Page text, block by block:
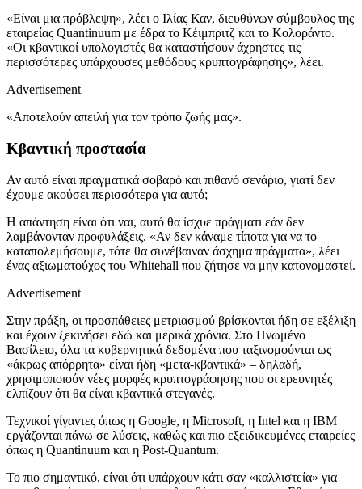
«Είναι μια πρόβλεψη», λέει ο Ιλίας Καν, διευθύνων σύμβουλος της
εταιρείας Quantinuum με έδρα το Κέιμπριτζ και το Κολοράντο.
«Οι κβαντικοί υπολογιστές θα καταστήσουν άχρηστες τις
περισσότερες υπάρχουσες μεθόδους κρυπτογράφησης», λέει.
Advertisement
«Αποτελούν απειλή για τον τρόπο ζωής μας».
Κβαντική προστασία
Αν αυτό είναι πραγματικά σοβαρό και πιθανό σενάριο, γιατί δεν
έχουμε ακούσει περισσότερα για αυτό;
Η απάντηση είναι ότι ναι, αυτό θα ίσχυε πράγματι εάν δεν
λαμβάνονταν προφυλάξεις. «Αν δεν κάναμε τίποτα για να το
καταπολεμήσουμε, τότε θα συνέβαιναν άσχημα πράγματα», λέει
ένας αξιωματούχος του Whitehall που ζήτησε να μην κατονομαστεί.
Advertisement
Στην πράξη, οι προσπάθειες μετριασμού βρίσκονται ήδη σε εξέλιξη
και έχουν ξεκινήσει εδώ και μερικά χρόνια. Στο Ηνωμένο
Βασίλειο, όλα τα κυβερνητικά δεδομένα που ταξινομούνται ως
«άκρως απόρρητα» είναι ήδη «μετα-κβαντικά» – δηλαδή,
χρησιμοποιούν νέες μορφές κρυπτογράφησης που οι ερευνητές
ελπίζουν ότι θα είναι κβαντικά στεγανές.
Τεχνικοί γίγαντες όπως η Google, η Microsoft, η Intel και η IBM
εργάζονται πάνω σε λύσεις, καθώς και πιο εξειδικευμένες εταιρείες
όπως η Quantinuum και η Post-Quantum.
Το πιο σημαντικό, είναι ότι υπάρχουν κάτι σαν «καλλιστεία» για